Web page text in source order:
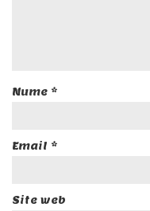
Nume *
Email *
Site web